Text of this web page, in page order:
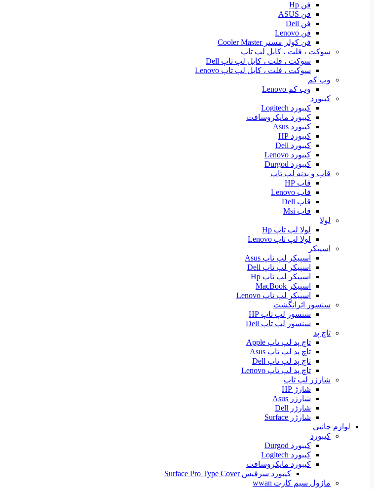
فن Hp
فن ASUS
فن Dell
فن Lenovo
فن کولر مستر Cooler Master
سوکت ، فلت ، کابل لپ تاپ
سوکت ، فلت ، کابل لپ تاپ Dell
سوکت ، فلت ، کابل لپ تاپ Lenovo
وب کم
وب کم Lenovo
کیبورد
کیبورد Logitech
کیبورد مایکروسافت
کیبورد Asus
کیبورد HP
کیبورد Dell
کیبورد Lenovo
کیبورد Durgod
قاب و بدنه لپ تاپ
قاب HP
قاب Lenovo
قاب Dell
قاب Msi
لولا
لولا لپ تاپ Hp
لولا لپ تاپ Lenovo
اسپیکر
اسپیکر لپ تاپ Asus
اسپیکر لپ تاپ Dell
اسپیکر لپ تاپ Hp
اسپیکر MacBook
اسپیکر لپ تاپ Lenovo
سنسور اثرانگشت
سنسور لپ تاپ HP
سنسور لپ تاپ Dell
تاچ پد
تاچ پد لپ تاپ Apple
تاچ پد لپ تاپ Asus
تاچ پد لپ تاپ Dell
تاچ پد لپ تاپ Lenovo
شارژر لپ تاپ
شارژ HP
شارژر Asus
شارژر Dell
شارژر Surface
لوازم جانبی
کیبورد
کیبورد Durgod
کیبورد Logitech
کیبورد مایکروسافت
کیبورد سرفیس Surface Pro Type Cover
ماژول سیم کارت wwan